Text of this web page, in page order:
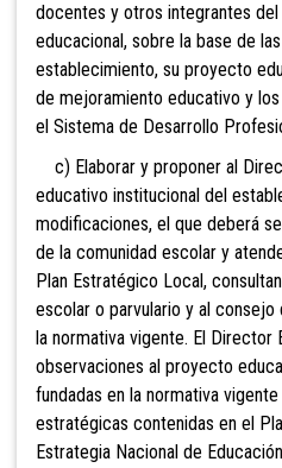
docentes y otros integrantes
educacional, sobre la base de
establecimiento, su proyecto
de mejoramiento educativo y
el Sistema de Desarrollo
c) Elaborar y proponer al
educativo institucional del
modificaciones, el que deberá
de la comunidad escolar y
Plan Estratégico Local,
escolar o parvulario y al
la normativa vigente. El Director
observaciones al proyecto
fundadas en la normativa
estratégicas contenidas en el
Estrategia Nacional de